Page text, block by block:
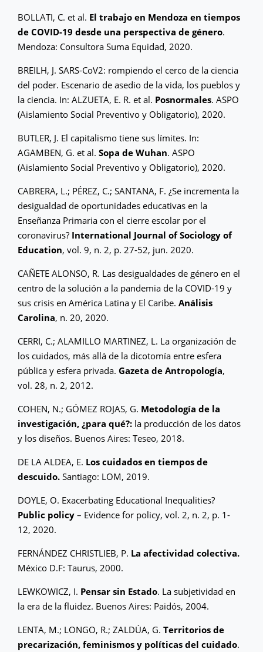
BOLLATI, C. et al. El trabajo en Mendoza en tiempos
de COVID-19 desde una perspectiva de género.
Mendoza: Consultora Suma Equidad, 2020.
BREILH, J. SARS-CoV2: rompiendo el cerco de la ciencia
del poder. Escenario de asedio de la vida, los pueblos y
la ciencia. In: ALZUETA, E. R. et al. Posnormales. ASPO
(Aislamiento Social Preventivo y Obligatorio), 2020.
BUTLER, J. El capitalismo tiene sus límites. In:
AGAMBEN, G. et al. Sopa de Wuhan. ASPO
(Aislamiento Social Preventivo y Obligatorio), 2020.
CABRERA, L.; PÉREZ, C.; SANTANA, F. ¿Se incrementa la
desigualdad de oportunidades educativas en la
Enseñanza Primaria con el cierre escolar por el
coronavirus? International Journal of Sociology of
Education, vol. 9, n. 2, p. 27-52, jun. 2020.
CAÑETE ALONSO, R. Las desigualdades de género en el
centro de la solución a la pandemia de la COVID-19 y
sus crisis en América Latina y El Caribe. Análisis
Carolina, n. 20, 2020.
CERRI, C.; ALAMILLO MARTINEZ, L. La organización de
los cuidados, más allá de la dicotomía entre esfera
pública y esfera privada. Gazeta de Antropología,
vol. 28, n. 2, 2012.
COHEN, N.; GÓMEZ ROJAS, G. Metodología de la
investigación, ¿para qué?: la producción de los datos
y los diseños. Buenos Aires: Teseo, 2018.
DE LA ALDEA, E. Los cuidados en tiempos de
descuido. Santiago: LOM, 2019.
DOYLE, O. Exacerbating Educational Inequalities?
Public policy – Evidence for policy, vol. 2, n. 2, p. 1-
12, 2020.
FERNÁNDEZ CHRISTLIEB, P. La afectividad colectiva.
México D.F: Taurus, 2000.
LEWKOWICZ, I. Pensar sin Estado. La subjetividad en
la era de la fluidez. Buenos Aires: Paidós, 2004.
LENTA, M.; LONGO, R.; ZALDÚA, G. Territorios de
precarización, feminismos y políticas del cuidado.